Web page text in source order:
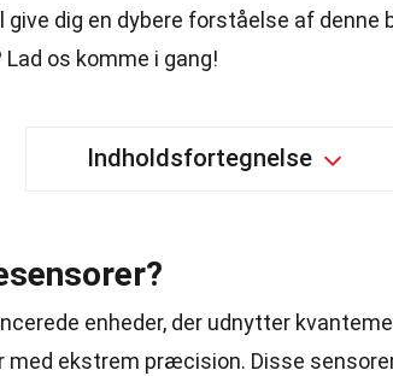
give dig en dybere forståelse af denne
os komme i gang!
Indholdsfortegnelse
enheder, der udnytter
med ekstrem præcision. Disse